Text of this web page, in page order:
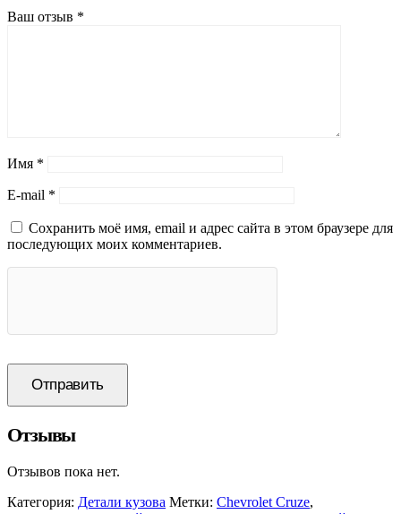
Ваш отзыв *
Имя *
E-mail *
Сохранить моё имя, email и адрес сайта в этом браузере для
последующих моих комментариев.
Отзывы
Отзывов пока нет.
Категория: Детали кузова Метки: Chevrolet Cruze,